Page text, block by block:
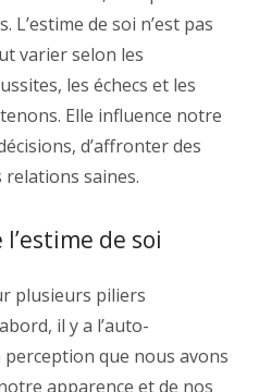
L’estime de soi n’est pas
varier selon les
les échecs et les
Elle influence notre
d’affronter des
saines.
de soi
plusieurs piliers
il y a l’auto-
perception que nous avons
apparence et de nos